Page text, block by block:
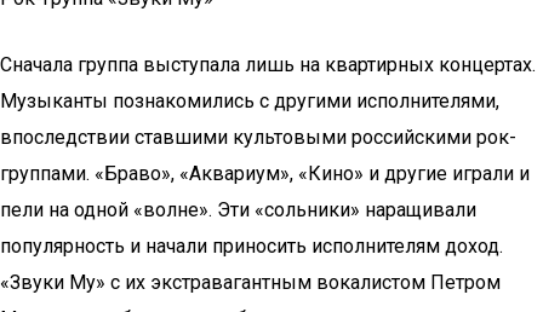
Сначала группа выступала лишь на квартирных концертах.
Музыканты познакомились с другими исполнителями,
впоследствии ставшими культовыми российскими рок-
группами. «Браво», «Аквариум», «Кино» и другие играли и
пели на одной «волне». Эти «сольники» наращивали
популярность и начали приносить исполнителям доход.
«Звуки Му» с их экстравагантным вокалистом Петром